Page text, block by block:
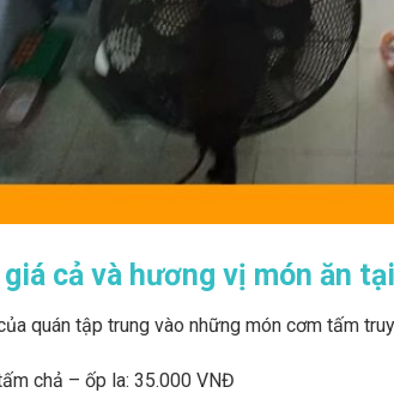
cả và hương vị món ăn
quán tập trung vào những món cơm tấm
chả – ốp la: 35.000 VNĐ